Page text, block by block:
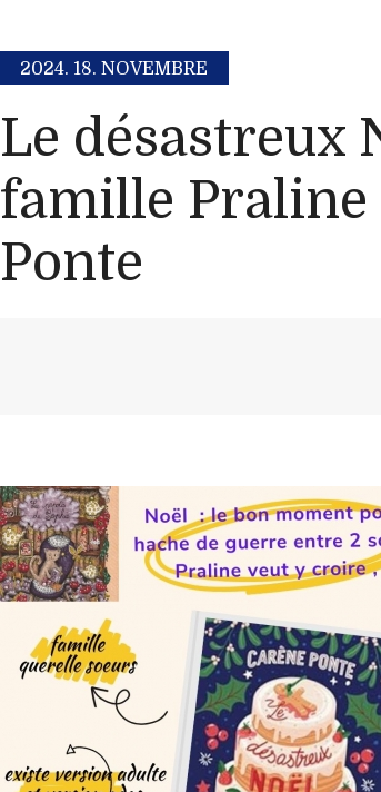
2024. 18. NOVEMBRE
Le désastreux
famille Praline
Ponte